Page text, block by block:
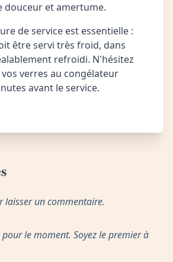
douceur et amertume.
de service est essentielle :
être servi très froid, dans
refroidi. N'hésitez
verres au congélateur
avant le service.
laisser un commentaire.
le moment. Soyez le premier à